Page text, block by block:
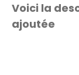
Voici la
ajoutée